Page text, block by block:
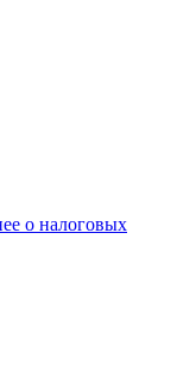
о налоговых